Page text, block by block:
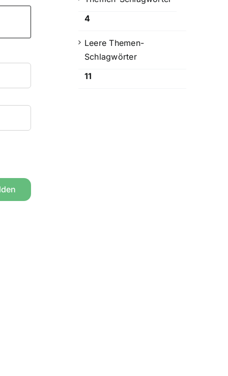
4
Leere Themen-
Schlagwörter
11